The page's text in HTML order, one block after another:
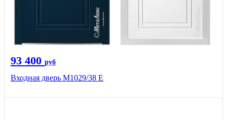
93 400 руб
Входная дверь М1029/38 E